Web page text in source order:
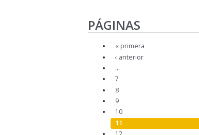
PÁGINAS
« primera
‹ anterior
…
7
8
9
10
11